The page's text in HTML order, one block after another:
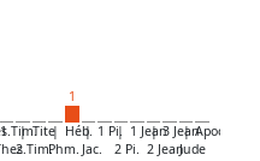
1 Tim.
|
2 Tim.
Tite|
Phm.
1
Héb.
|
Jac.
1 Pi.|
2 Pi.
1 Jean
|
2 Jean
3 Jean
|
Jude
Apoc.